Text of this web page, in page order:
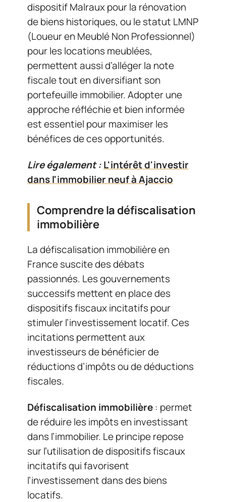
dispositif Malraux pour la rénovation
de biens historiques, ou le statut LMNP
(Loueur en Meublé Non Professionnel)
pour les locations meublées,
permettent aussi d’alléger la note
fiscale tout en diversifiant son
portefeuille immobilier. Adopter une
approche réfléchie et bien informée
est essentiel pour maximiser les
bénéfices de ces opportunités.
Lire également :L'intérêt d'investir
dans l'immobilier neuf à Ajaccio
Comprendre la défiscalisation
immobilière
La défiscalisation immobilière en
France suscite des débats
passionnés. Les gouvernements
successifs mettent en place des
dispositifs fiscaux incitatifs pour
stimuler l’investissement locatif. Ces
incitations permettent aux
investisseurs de bénéficier de
réductions d’impôts ou de déductions
fiscales.
Défiscalisation immobilière : permet
de réduire les impôts en investissant
dans l’immobilier. Le principe repose
sur l’utilisation de dispositifs fiscaux
incitatifs qui favorisent
l’investissement dans des biens
locatifs.